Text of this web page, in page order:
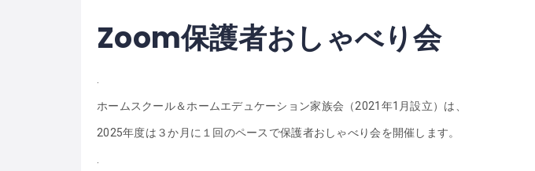
Zoom保護者おしゃべり会
ホームスクール＆ホームエデュケーション家族会（2021年1月設立）は、
2025年度は３か月に１回のペースで保護者おしゃべり会を開催します。